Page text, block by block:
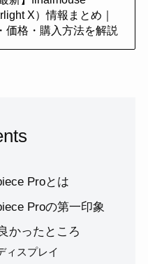
X）情報まとめ｜
価格・購入方法を解説
Proとは
Proの第一印象
かったところ
ィスプレイ